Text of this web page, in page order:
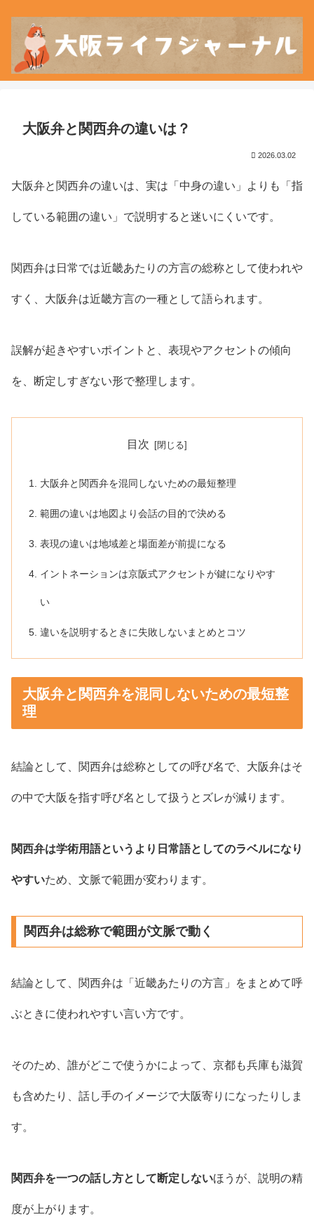
大阪弁と関西弁の違いは？
2026.03.02
大阪弁と関西弁の違いは、実は「中身の違い」よりも「指
している範囲の違い」で説明すると迷いにくいです。
関西弁は日常では近畿あたりの方言の総称として使われや
すく、大阪弁は近畿方言の一種として語られます。
誤解が起きやすいポイントと、表現やアクセントの傾向
を、断定しすぎない形で整理します。
目次
大阪弁と関西弁を混同しないための最短整理
範囲の違いは地図より会話の目的で決める
表現の違いは地域差と場面差が前提になる
イントネーションは京阪式アクセントが鍵になりやす
い
違いを説明するときに失敗しないまとめとコツ
大阪弁と関西弁を混同しないための最短整
理
結論として、関西弁は総称としての呼び名で、大阪弁はそ
の中で大阪を指す呼び名として扱うとズレが減ります。
関西弁は学術用語というより日常語としてのラベルになり
やすいため、文脈で範囲が変わります。
関西弁は総称で範囲が文脈で動く
結論として、関西弁は「近畿あたりの方言」をまとめて呼
ぶときに使われやすい言い方です。
そのため、誰がどこで使うかによって、京都も兵庫も滋賀
も含めたり、話し手のイメージで大阪寄りになったりしま
す。
関西弁を一つの話し方として断定しないほうが、説明の精
度が上がります。